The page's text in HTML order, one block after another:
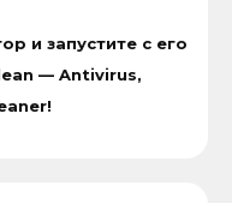
и запустите с его
— Antivirus,